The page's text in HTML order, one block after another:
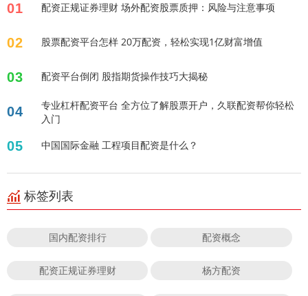
01 配资正规证券理财 场外配资股票质押：风险与注意事项
02 股票配资平台怎样 20万配资，轻松实现1亿财富增值
03 配资平台倒闭 股指期货操作技巧大揭秘
04
专业杠杆配资平台 全方位了解股票开户，久联配资帮你轻松
入门
05 中国国际金融 工程项目配资是什么？
标签列表
国内配资排行 配资概念
配资正规证券理财 杨方配资